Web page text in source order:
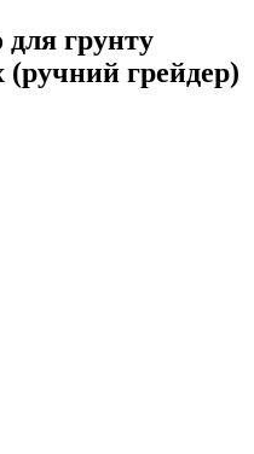
грунту
(ручний грейдер)